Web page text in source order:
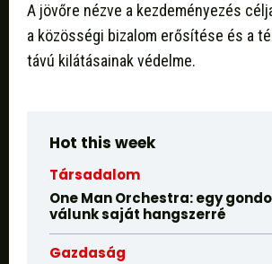
A jövőre nézve a kezdeményezés
a közösségi bizalom erősítése és a
távú kilátásainak védelme.
Hot this week
Társadalom
One Man Orchestra: egy
válunk saját hangszerré
Gazdaság